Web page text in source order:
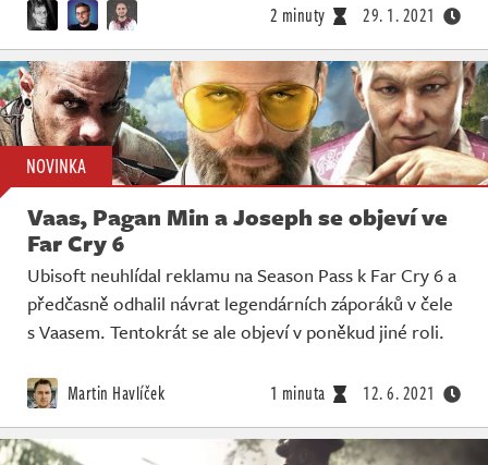
2 minuty 29. 1. 2021
NOVINKA
Vaas, Pagan Min a Joseph se objeví ve
Far Cry 6
Ubisoft neuhlídal reklamu na Season Pass k Far Cry 6 a
předčasně odhalil návrat legendárních záporáků v čele
s Vaasem. Tentokrát se ale objeví v poněkud jiné roli.
Martin Havlíček 1 minuta 12. 6. 2021